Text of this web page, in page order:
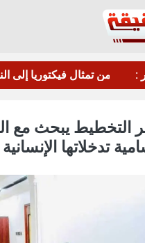
: صباح الخير لجنوبنا العربي الحبيب، صباح الخير يا عدن.
التخطيط يبحث مع
تدخلاتها الإنسانية